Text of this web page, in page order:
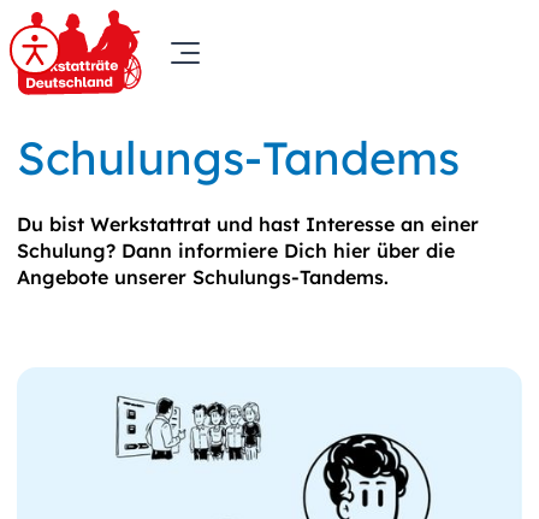
Schulungs-Tandems
Du bist Werkstattrat und hast Interesse an einer
Schulung? Dann informiere Dich hier über die
Angebote unserer Schulungs-Tandems.